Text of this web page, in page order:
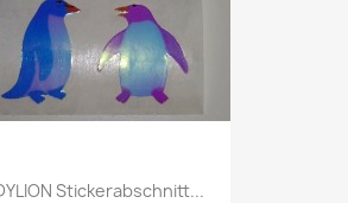
Stickerabschnitt...